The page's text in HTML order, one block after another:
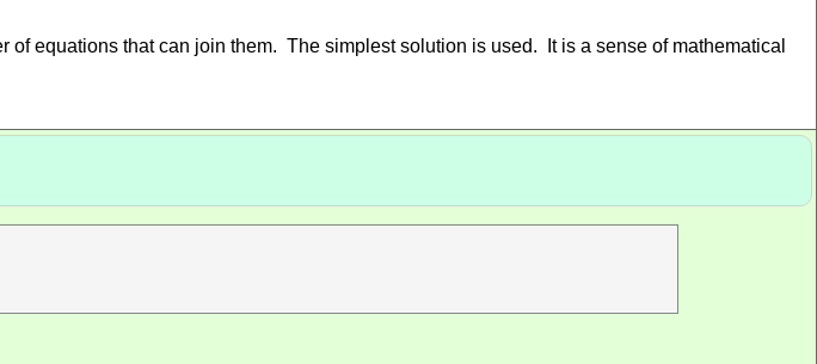
equations that can join them. The simplest solution is used. It is a sense of mathematical